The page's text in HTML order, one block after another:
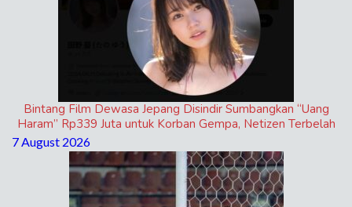
Bintang Film Dewasa Jepang Disindir Sumbangkan “Uang
Haram” Rp339 Juta untuk Korban Gempa, Netizen Terbelah
7 August 2026